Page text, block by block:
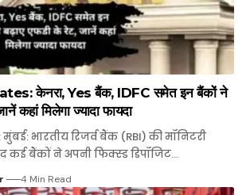
केनरा, Yes बैंक, IDFC समेत इन बैंकों ने
कहां मिलेगा ज्यादा फायदा
भारतीय रिजर्व बैंक (RBI) की मॉनिटरी
कई बैंकों ने अपनी फिक्स्ड डिपॉजिट…
4 Min Read